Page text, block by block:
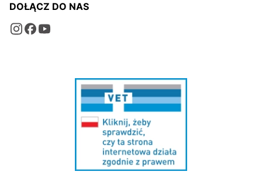
DOŁĄCZ DO NAS